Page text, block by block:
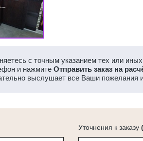
с точным указанием тех или
и нажмите Отправить заказ на
выслушает все Ваши пожелания
Уточнения к заказу